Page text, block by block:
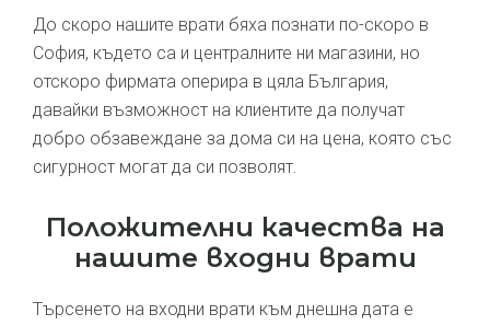
До скоро нашите врати бяха познати по-скоро в
София, където са и централните ни магазини, но
отскоро фирмата оперира в цяла България,
давайки възможност на клиентите да получат
добро обзавеждане за дома си на цена, която със
сигурност могат да си позволят.
Положителни качества на
нашите входни врати
Търсенето на входни врати към днешна дата е